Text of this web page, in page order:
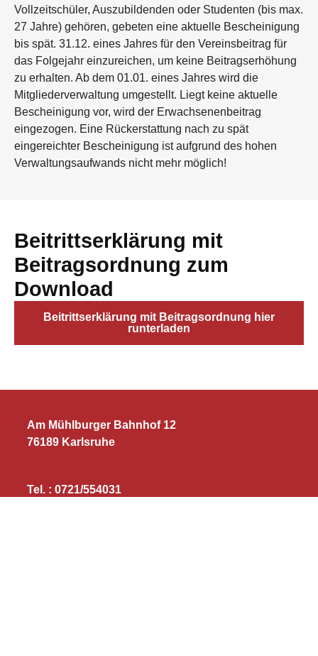
Vollzeitschüler, Auszubildenden oder Studenten (bis max.
27 Jahre) gehören, gebeten eine aktuelle Bescheinigung
bis spät. 31.12. eines Jahres für den Vereinsbeitrag für
das Folgejahr einzureichen, um keine Beitragserhöhung
zu erhalten. Ab dem 01.01. eines Jahres wird die
Mitgliederverwaltung umgestellt. Liegt keine aktuelle
Bescheinigung vor, wird der Erwachsenenbeitrag
eingezogen. Eine Rückerstattung nach zu spät
eingereichter Bescheinigung ist aufgrund des hohen
Verwaltungsaufwands nicht mehr möglich!
Beitrittserklärung mit
Beitragsordnung zum
Download
Beitrittserklärung mit Beitragsordnung hier
runterladen
Am Mühlburger Bahnhof 12
76189 Karlsruhe
Tel. : 0721/554031